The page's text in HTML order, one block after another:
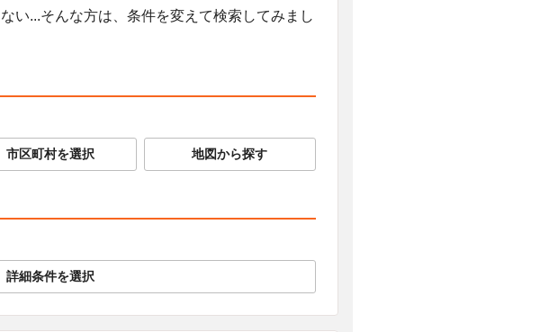
い...そんな方は、条件を変えて検索してみまし
市区町村を選択 地図から探す
詳細条件を選択